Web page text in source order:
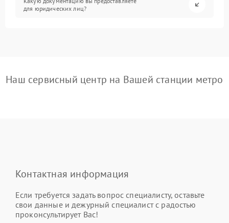
для юридических лиц?
Наш сервисный центр на Вашей станции метро
Контактная информация
Если требуется задать вопрос специалисту, оставьте
свои данные и дежурный специалист с радостью
проконсультирует Вас!